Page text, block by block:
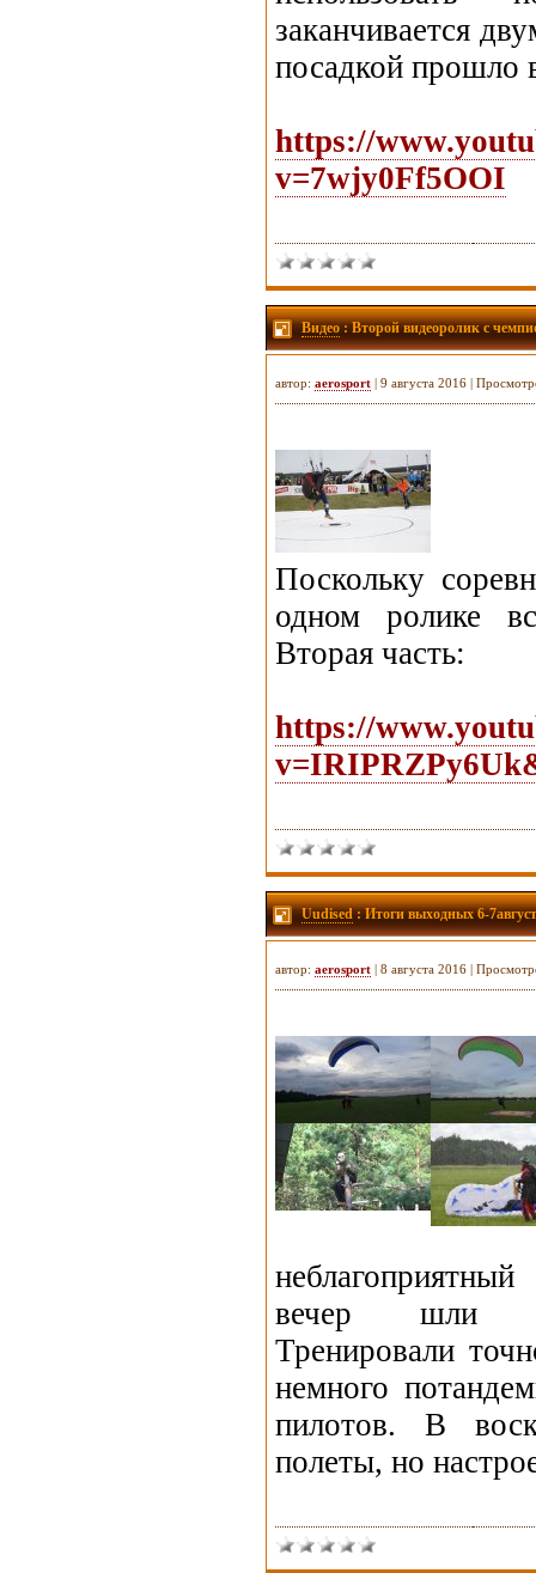
заканчивается
посадкой прошло
https://
v=7wjy0Ff5OOI
Видео: Второй видеоролик с
автор: aerosport | 9 августа 2016 |
Поскольку
одном ролике
Вторая часть:
https://
Uudised: Итоги выходных 6-
автор: aerosport | 8 августа 2016 |
вечер шли
Тренировали
немного
пилотов. В
полеты, но